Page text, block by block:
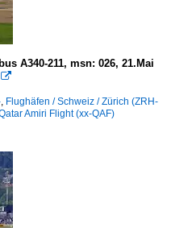
A340-211, msn: 026, 21.Mai

, Flughäfen / Schweiz / Zürich (ZRH-
Amiri Flight (xx-QAF)